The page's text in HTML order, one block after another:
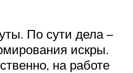
По сути дела –
искры.
на работе